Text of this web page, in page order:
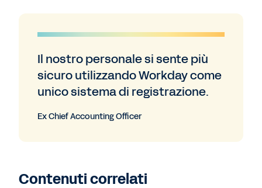
Il nostro personale si sente più
sicuro utilizzando Workday come
unico sistema di registrazione.
Ex Chief Accounting Officer
Contenuti correlati